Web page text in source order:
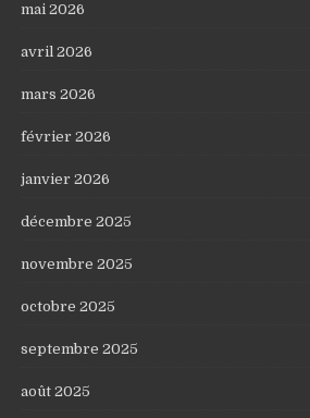
mai 2026
avril 2026
mars 2026
février 2026
janvier 2026
décembre 2025
novembre 2025
octobre 2025
septembre 2025
août 2025